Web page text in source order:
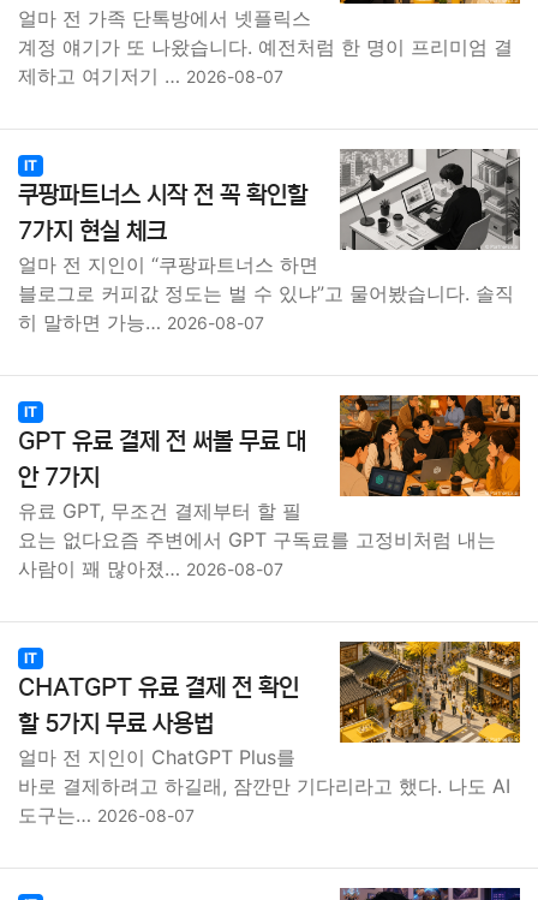
얼마 전 가족 단톡방에서 넷플릭스
계정 얘기가 또 나왔습니다. 예전처럼 한 명이 프리미엄 결
제하고 여기저기 … 2026-08-07
IT
쿠팡파트너스 시작 전 꼭 확인할
7가지 현실 체크
얼마 전 지인이 “쿠팡파트너스 하면
블로그로 커피값 정도는 벌 수 있냐”고 물어봤습니다. 솔직
히 말하면 가능… 2026-08-07
IT
GPT 유료 결제 전 써볼 무료 대
안 7가지
유료 GPT, 무조건 결제부터 할 필
요는 없다요즘 주변에서 GPT 구독료를 고정비처럼 내는
사람이 꽤 많아졌… 2026-08-07
IT
CHATGPT 유료 결제 전 확인
할 5가지 무료 사용법
얼마 전 지인이 ChatGPT Plus를
바로 결제하려고 하길래, 잠깐만 기다리라고 했다. 나도 AI
도구는… 2026-08-07